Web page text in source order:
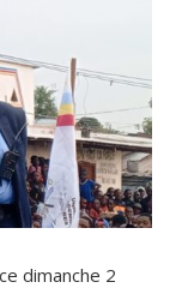
dimanche 2